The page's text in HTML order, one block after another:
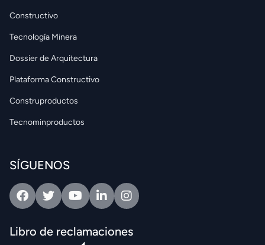
Constructivo
Tecnología Minera
Dossier de Arquitectura
Plataforma Constructivo
Construproductos
Tecnominproductos
SÍGUENOS
FacebookTwitterYoutubeLinkedinIntagram
Libro de reclamaciones